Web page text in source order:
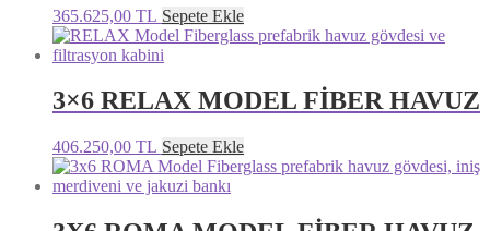
365.625,00 TL Sepete Ekle
3×6 RELAX MODEL FİBER HAVUZ
406.250,00 TL Sepete Ekle